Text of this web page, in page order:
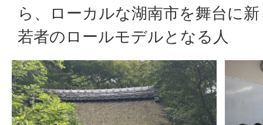
ら、ローカルな湖南市を舞台に
若者のロールモデルとなる人